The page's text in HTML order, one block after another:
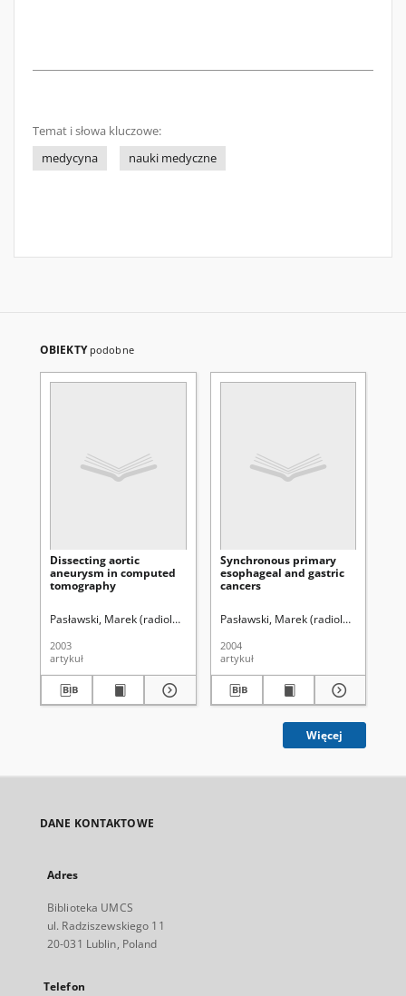
Temat i słowa kluczowe:
medycyna
nauki medyczne
OBIEKTY podobne
Dissecting aortic
aneurysm in computed
tomography
Pasławski, Marek (radiologia). Złomaniec, Janusz. Horbaczewska,
2003
artykuł
Synchronous primary
esophageal and gastric
cancers
Pasławski, Marek (radiologia).
2004
artykuł
Więcej
DANE KONTAKTOWE
Adres
Biblioteka UMCS
ul. Radziszewskiego 11
20-031 Lublin, Poland
Telefon